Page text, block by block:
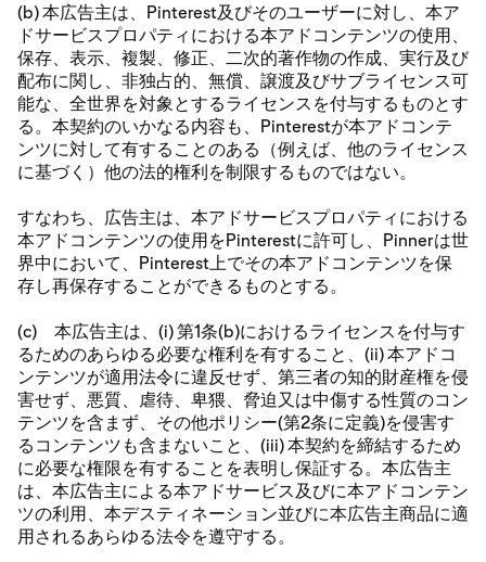
(b) 本広告主は、Pinterest及びそのユーザーに対し、本ア
ドサービスプロパティにおける本アドコンテンツの使用、
保存、表示、複製、修正、二次的著作物の作成、実行及び
配布に関し、非独占的、無償、譲渡及びサブライセンス可
能な、全世界を対象とするライセンスを付与するものとす
る。本契約のいかなる内容も、Pinterestが本アドコンテ
ンツに対して有することのある（例えば、他のライセンス
に基づく）他の法的権利を制限するものではない。
すなわち、広告主は、本アドサービスプロパティにおける
本アドコンテンツの使用をPinterestに許可し、Pinnerは世
界中において、Pinterest上でその本アドコンテンツを保
存し再保存することができるものとする。
(c) 本広告主は、(i) 第1条(b)におけるライセンスを付与す
るためのあらゆる必要な権利を有すること、(ii) 本アドコ
ンテンツが適用法令に違反せず、第三者の知的財産権を侵
害せず、悪質、虐待、卑猥、脅迫又は中傷する性質のコン
テンツを含まず、その他ポリシー(第2条に定義)を侵害す
るコンテンツも含まないこと、(iii) 本契約を締結するため
に必要な権限を有することを表明し保証する。本広告主
は、本広告主による本アドサービス及びに本アドコンテン
ツの利用、本デスティネーション並びに本広告主商品に適
用されるあらゆる法令を遵守する。